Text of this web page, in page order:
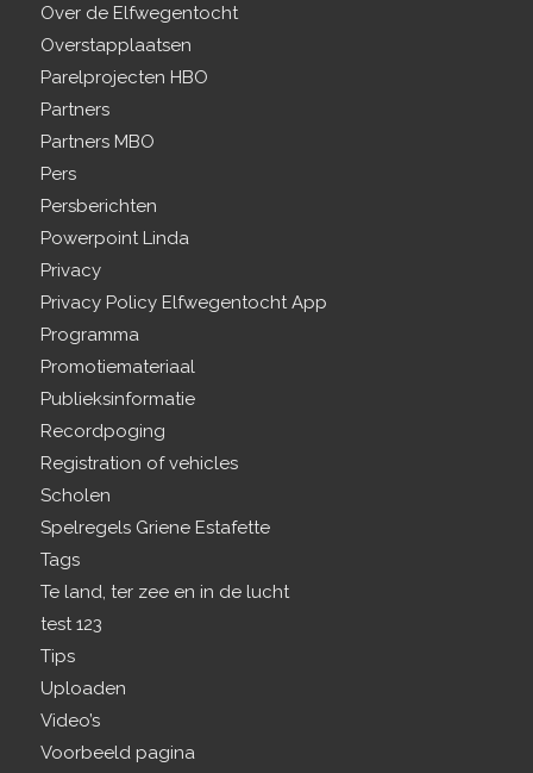
Over de Elfwegentocht
Overstapplaatsen
Parelprojecten HBO
Partners
Partners MBO
Pers
Persberichten
Powerpoint Linda
Privacy
Privacy Policy Elfwegentocht App
Programma
Promotiemateriaal
Publieksinformatie
Recordpoging
Registration of vehicles
Scholen
Spelregels Griene Estafette
Tags
Te land, ter zee en in de lucht
test 123
Tips
Uploaden
Video’s
Voorbeeld pagina